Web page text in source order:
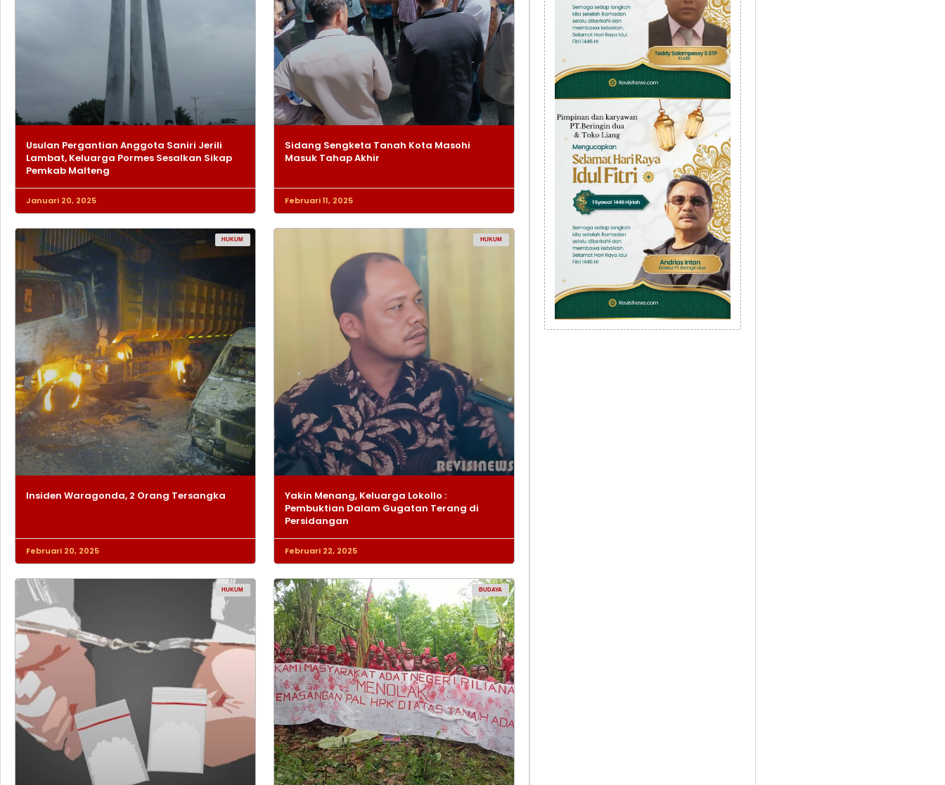
Usulan Pergantian Anggota Saniri Jerili
Lambat, Keluarga Pormes Sesalkan Sikap
Pemkab Malteng
Januari 20, 2025
Sidang Sengketa Tanah Kota Masohi
Masuk Tahap Akhir
Februari 11, 2025
HUKUM
Insiden Waragonda, 2 Orang Tersangka
Februari 20, 2025
HUKUM
Yakin Menang, Keluarga Lokollo :
Pembuktian Dalam Gugatan Terang di
Persidangan
Februari 22, 2025
HUKUM BUDAYA